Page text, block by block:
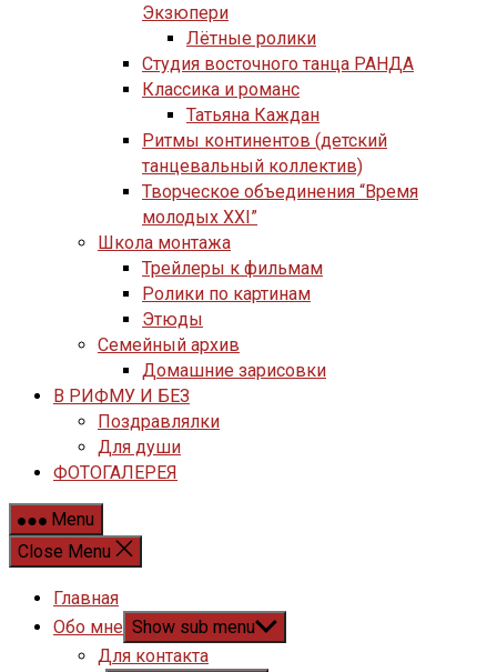
Экзюпери
Лётные ролики
Студия восточного танца РАНДА
Классика и романс
Татьяна Каждан
Ритмы континентов (детский
танцевальный коллектив)
Творческое объединения “Время
молодых XXI”
Школа монтажа
Трейлеры к фильмам
Ролики по картинам
Этюды
Семейный архив
Домашние зарисовки
В РИФМУ И БЕЗ
Поздравлялки
Для души
ФОТОГАЛЕРЕЯ
Menu
Close Menu
Главная
Обо мне Show sub menu
Для контакта